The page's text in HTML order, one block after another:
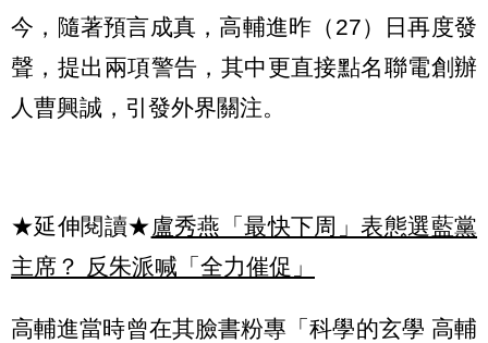
今，隨著預言成真，高輔進昨（27）日再度發
聲，提出兩項警告，其中更直接點名聯電創辦
人曹興誠，引發外界關注。
★延伸閱讀★盧秀燕「最快下周」表態選藍黨
主席？ 反朱派喊「全力催促」
高輔進當時曾在其臉書粉專「科學的玄學 高輔